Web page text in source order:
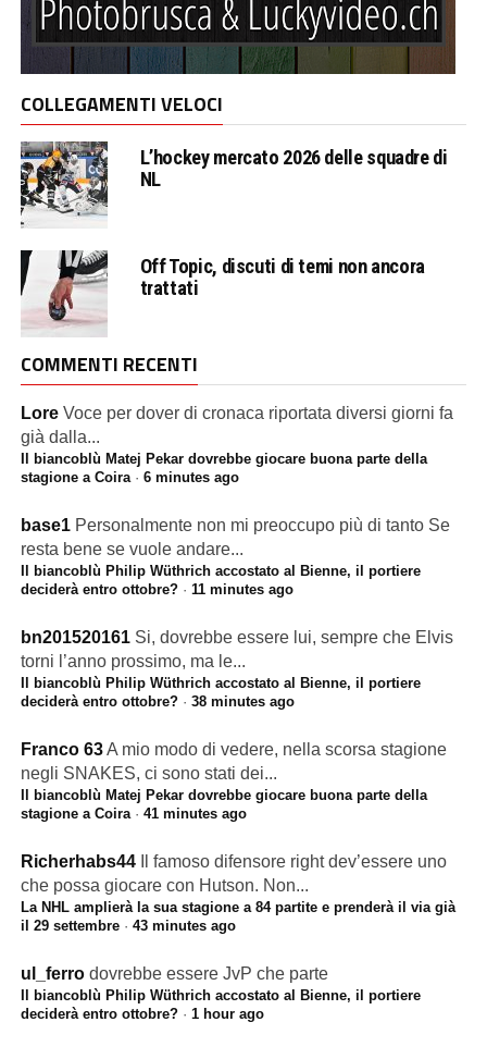
COLLEGAMENTI VELOCI
L’hockey mercato 2026 delle squadre di
NL
Off Topic, discuti di temi non ancora
trattati
COMMENTI RECENTI
Lore Voce per dover di cronaca riportata diversi giorni fa
già dalla...
Il biancoblù Matej Pekar dovrebbe giocare buona parte della
stagione a Coira· 6 minutes ago
base1 Personalmente non mi preoccupo più di tanto Se
resta bene se vuole andare...
Il biancoblù Philip Wüthrich accostato al Bienne, il portiere
deciderà entro ottobre?· 11 minutes ago
bn201520161 Si, dovrebbe essere lui, sempre che Elvis
torni l’anno prossimo, ma le...
Il biancoblù Philip Wüthrich accostato al Bienne, il portiere
deciderà entro ottobre?· 38 minutes ago
Franco 63A mio modo di vedere, nella scorsa stagione
negli SNAKES, ci sono stati dei...
Il biancoblù Matej Pekar dovrebbe giocare buona parte della
stagione a Coira· 41 minutes ago
Richerhabs44
Il famoso difensore right dev’essere uno
che possa giocare con Hutson. Non...
La NHL amplierà la sua stagione a 84 partite e prenderà il via già
il 29 settembre· 43 minutes ago
ul_ferro dovrebbe essere JvP che parte
Il biancoblù Philip Wüthrich accostato al Bienne, il portiere
deciderà entro ottobre?· 1 hour ago